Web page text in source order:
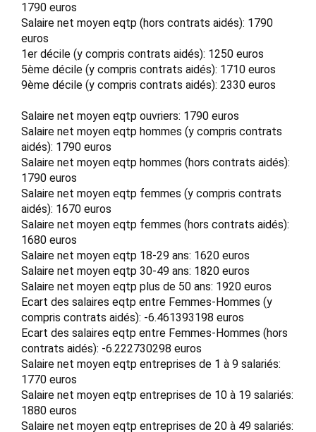
1790 euros
Salaire net moyen eqtp (hors contrats aidés): 1790
euros
1er décile (y compris contrats aidés): 1250 euros
5ème décile (y compris contrats aidés): 1710 euros
9ème décile (y compris contrats aidés): 2330 euros
Salaire net moyen eqtp ouvriers: 1790 euros
Salaire net moyen eqtp hommes (y compris contrats
aidés): 1790 euros
Salaire net moyen eqtp hommes (hors contrats aidés):
1790 euros
Salaire net moyen eqtp femmes (y compris contrats
aidés): 1670 euros
Salaire net moyen eqtp femmes (hors contrats aidés):
1680 euros
Salaire net moyen eqtp 18-29 ans: 1620 euros
Salaire net moyen eqtp 30-49 ans: 1820 euros
Salaire net moyen eqtp plus de 50 ans: 1920 euros
Ecart des salaires eqtp entre Femmes-Hommes (y
compris contrats aidés): -6.461393198 euros
Ecart des salaires eqtp entre Femmes-Hommes (hors
contrats aidés): -6.222730298 euros
Salaire net moyen eqtp entreprises de 1 à 9 salariés:
1770 euros
Salaire net moyen eqtp entreprises de 10 à 19 salariés:
1880 euros
Salaire net moyen eqtp entreprises de 20 à 49 salariés: